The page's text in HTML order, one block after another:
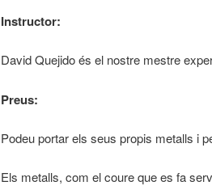
Instructor:
David Quejido és el nostre mestre
Preus:
Podeu portar els seus propis metalls i
Els metalls, com el coure que es fa